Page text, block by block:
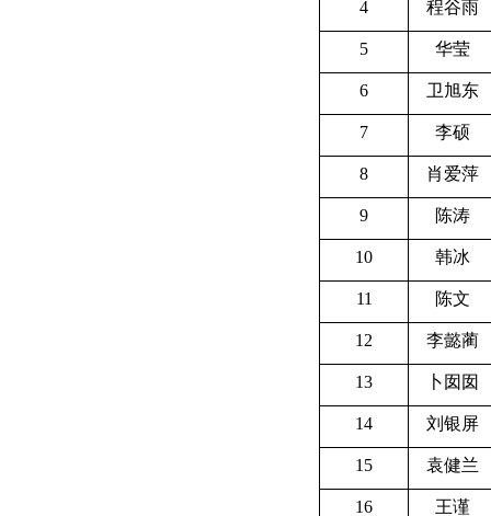
4 程谷雨
5 华莹
6 卫旭东
7 李硕
8 肖爱萍
9 陈涛
10 韩冰
11 陈文
12 李懿蔺
13 卜囡囡
14 刘银屏
15 袁健兰
16 王谨